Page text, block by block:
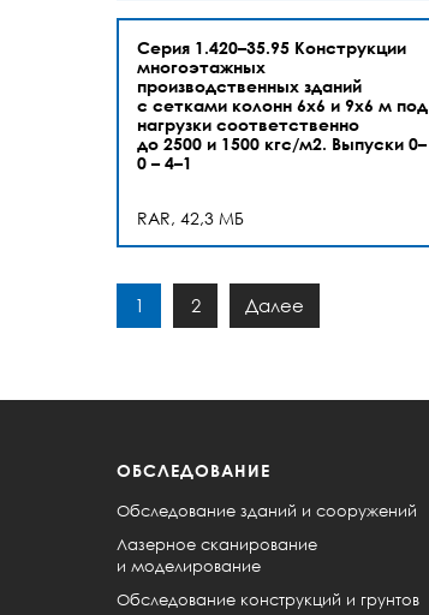
Серия 1.420–35.95 Конструкции
многоэтажных
производственных зданий
с сетками колонн 6х6 и 9х6 м под
нагрузки соответственно
до 2500 и 1500 кгс/м2. Выпуски 0–
0 – 4–1
RAR, 42,3 МБ
1 2 Далее
ОБСЛЕДОВАНИЕ
Обследование зданий и сооружений
Лазерное сканирование
и моделирование
Обследование конструкций и грунтов